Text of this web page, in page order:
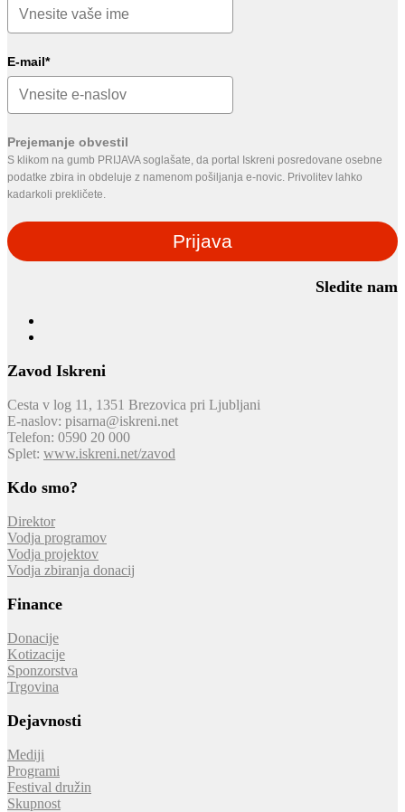
E-mail*
Prejemanje obvestil
S klikom na gumb PRIJAVA soglašate, da portal Iskreni posredovane osebne
podatke zbira in obdeluje z namenom pošiljanja e-novic. Privolitev lahko
kadarkoli prekličete.
Prijava
Sledite nam
Zavod Iskreni
Cesta v log 11, 1351 Brezovica pri Ljubljani
E-naslov: pisarna@iskreni.net
Telefon: 0590 20 000
Splet: www.iskreni.net/zavod
Kdo smo?
Direktor
Vodja programov
Vodja projektov
Vodja zbiranja donacij
Finance
Donacije
Kotizacije
Sponzorstva
Trgovina
Dejavnosti
Mediji
Programi
Festival družin
Skupnost